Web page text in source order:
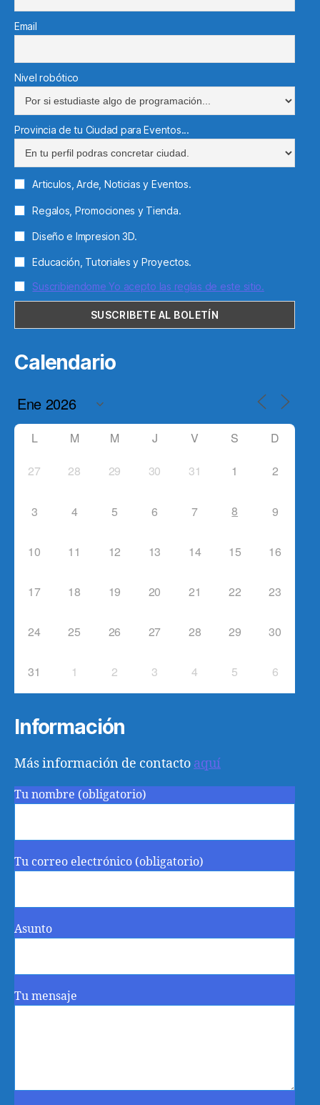
Email
Nivel robótico
Provincia de tu Ciudad para Eventos...
Articulos, Arde, Noticias y Eventos.
Regalos, Promociones y Tienda.
Diseño e Impresion 3D.
Educación, Tutoriales y Proyectos.
Suscribiendome Yo acepto las reglas de este sitio.
Calendario
L M M J V S D
27 28 29 30 31 1 2
3 4 5 6 7 8 9
10 11 12 13 14 15 16
17 18 19 20 21 22 23
24 25 26 27 28 29 30
31 1 2 3 4 5 6
Información
Más información de contacto aquí
Tu nombre (obligatorio)
Tu correo electrónico (obligatorio)
Asunto
Tu mensaje